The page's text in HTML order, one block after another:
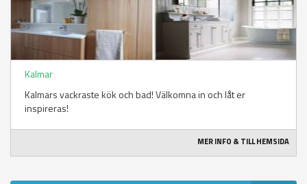
Kalmar
Kalmars vackraste kök och bad! Välkomna in och låt er
inspireras!
MER INFO & TILL HEMSIDA